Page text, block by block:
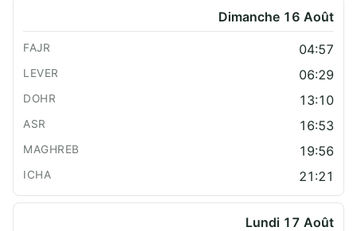
Dimanche 16 Août
04:57
06:29
13:10
16:53
19:56
21:21
Lundi 17 Août